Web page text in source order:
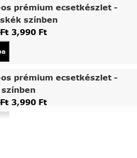
prémium ecsetkészlet -
színben
Ft 3,990 Ft
prémium ecsetkészlet -
Ft 3,990 Ft
fa festőállvány